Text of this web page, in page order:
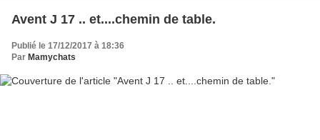
Avent J 17 .. et....chemin de table.
Publié le 17/12/2017 à 18:36
Par Mamychats